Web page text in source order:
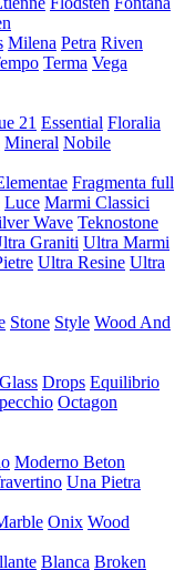
Milena Petra Riven
Terma Vega
21 Essential Floralia
Mineral Nobile
Fragmenta full
Luce Marmi Classici
Wave Teknostone
Graniti Ultra Marmi
Ultra Resine Ultra
Stone Style Wood And
Drops Equilibrio
Octagon
Moderno Beton
Una Pietra
Onix Wood
Blanca Broken